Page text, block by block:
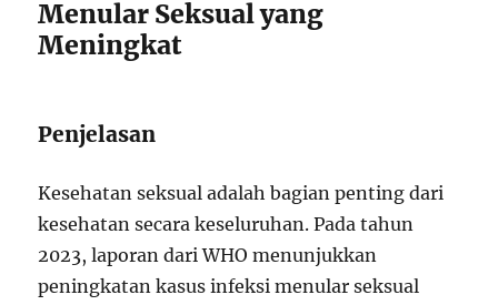
Menular Seksual yang
Meningkat
Penjelasan
Kesehatan seksual adalah bagian penting dari
kesehatan secara keseluruhan. Pada tahun
2023, laporan dari WHO menunjukkan
peningkatan kasus infeksi menular seksual